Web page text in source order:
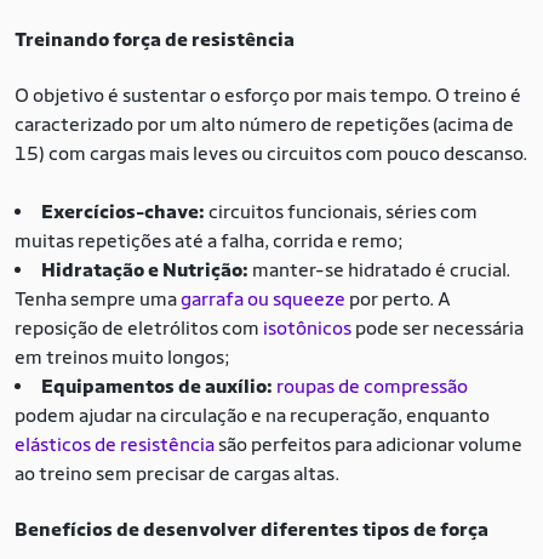
Treinando força de resistência
O objetivo é sustentar o esforço por mais tempo. O treino é
caracterizado por um alto número de repetições (acima de
15) com cargas mais leves ou circuitos com pouco descanso.
Exercícios-chave: circuitos funcionais, séries com
muitas repetições até a falha, corrida e remo;
Hidratação e Nutrição: manter-se hidratado é crucial.
Tenha sempre umagarrafa ou squeeze por perto. A
reposição de eletrólitos com isotônicos pode ser necessária
em treinos muito longos;
Equipamentos de auxílio: roupas de compressão
podem ajudar na circulação e na recuperação, enquanto
elásticos de resistênciasão perfeitos para adicionar volume
ao treino sem precisar de cargas altas.
Benefícios de desenvolver diferentes tipos de força